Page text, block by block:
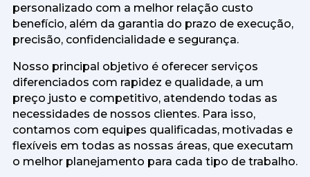
personalizado com a melhor relação custo
benefício, além da garantia do prazo de execução,
precisão, confidencialidade e segurança.
Nosso principal objetivo é oferecer serviços
diferenciados com rapidez e qualidade, a um
preço justo e competitivo, atendendo todas as
necessidades de nossos clientes. Para isso,
contamos com equipes qualificadas, motivadas e
flexíveis em todas as nossas áreas, que executam
o melhor planejamento para cada tipo de trabalho.